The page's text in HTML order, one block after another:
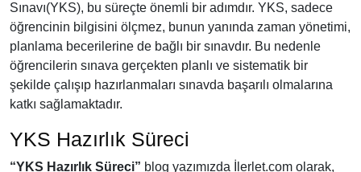
Sınavı(YKS), bu süreçte önemli bir adımdır. YKS, sadece
öğrencinin bilgisini ölçmez, bunun yanında zaman yönetimi,
planlama becerilerine de bağlı bir sınavdır. Bu nedenle
öğrencilerin sınava gerçekten planlı ve sistematik bir
şekilde çalışıp hazırlanmaları sınavda başarılı olmalarına
katkı sağlamaktadır.
YKS Hazırlık Süreci
“YKS Hazırlık Süreci” blog yazımızda İlerlet.com olarak,